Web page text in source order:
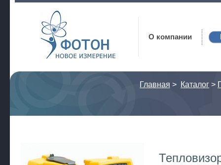
Фотон
О компании
Главная > Каталог >